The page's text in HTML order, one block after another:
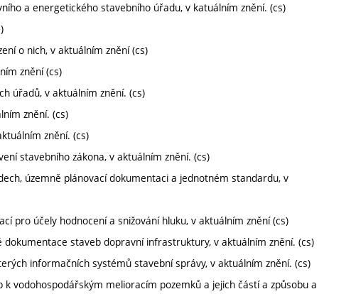
a energetického stavebního úřadu, v katuálním znění. (cs)
o nich, v aktuálním znění (cs)
znění (cs)
úřadů, v aktuálním znění. (cs)
znění. (cs)
znění. (cs)
stavebního zákona, v aktuálním znění. (cs)
územně plánovací dokumentaci a jednotném standardu, v
pro účely hodnocení a snižování hluku, v aktuálním znění (cs)
dokumentace staveb dopravní infrastruktury, v aktuálním znění. (cs)
informačních systémů stavební správy, v aktuálním znění. (cs)
vodohospodářským melioracím pozemků a jejich částí a způsobu a